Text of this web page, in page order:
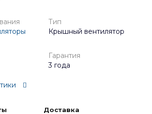
Тип
Крышный вентилятор
Гарантия
3 года
Доставка